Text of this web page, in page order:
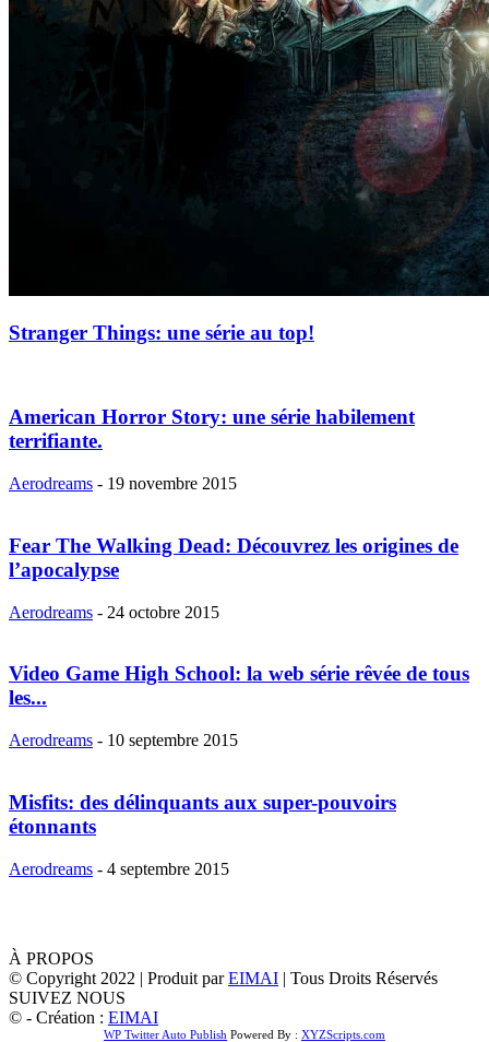
Stranger Things: une série au top!
American Horror Story: une série habilement
terrifiante.
Aerodreams - 19 novembre 2015
Fear The Walking Dead: Découvrez les origines de
l’apocalypse
Aerodreams - 24 octobre 2015
Video Game High School: la web série rêvée de tous
les...
Aerodreams - 10 septembre 2015
Misfits: des délinquants aux super-pouvoirs
étonnants
Aerodreams - 4 septembre 2015
À PROPOS
© Copyright 2022 | Produit parEIMAI | Tous Droits Réservés
SUIVEZ NOUS
© - Création : EIMAI
WP Twitter Auto Publish Powered By : XYZScripts.com